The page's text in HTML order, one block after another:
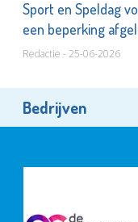
Sport en Speldag
een beperking
Redactie - 25-06-2026
Bedrijven